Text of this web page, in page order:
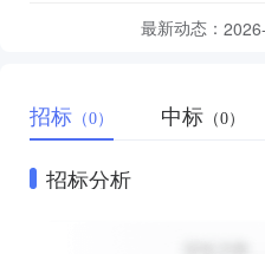
最新动态：
招标 （0） 中标 （0）
招标分析